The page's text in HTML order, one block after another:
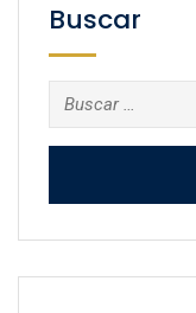
Buscar
Buscar: